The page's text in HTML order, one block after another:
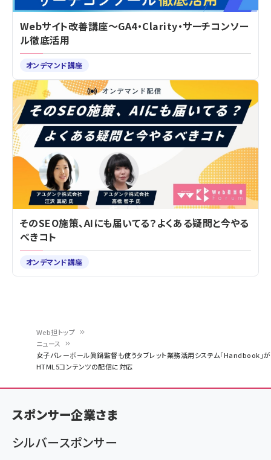
く
ず
Web担トップ
ニュース
女子バレーボール眞鍋監督も使うタブレット業務活用システム「Handbook」が
HTML5コンテンツの配信に対応
Webサイト改善講座～GA4・Clarity・サーチコンソー
ル徹底活用
オンデマンド講座
そのSEO施策、AIにも届いてる？よくある疑問と今やる
べきコト
オンデマンド講座
スポンサー企業さま
シルバースポンサー